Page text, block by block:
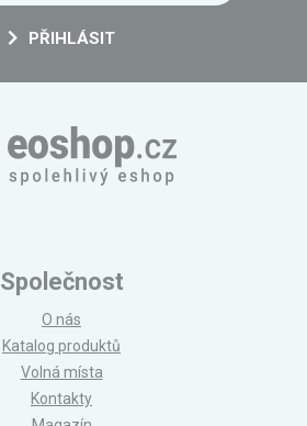
PŘIHLÁSIT
Společnost
O nás
Katalog produktů
Volná místa
Kontakty